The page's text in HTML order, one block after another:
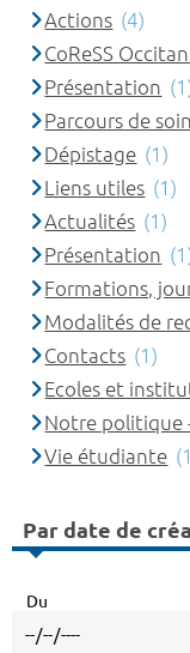
Actions (4)
CoReSS
Présentation
Parcours de
Dépistage (1)
Liens utiles (1)
Actualités (1)
Présentation
Formations,
Modalités de
Contacts (1)
Ecoles et
Notre politique
Vie étudiante
Par date de
Du